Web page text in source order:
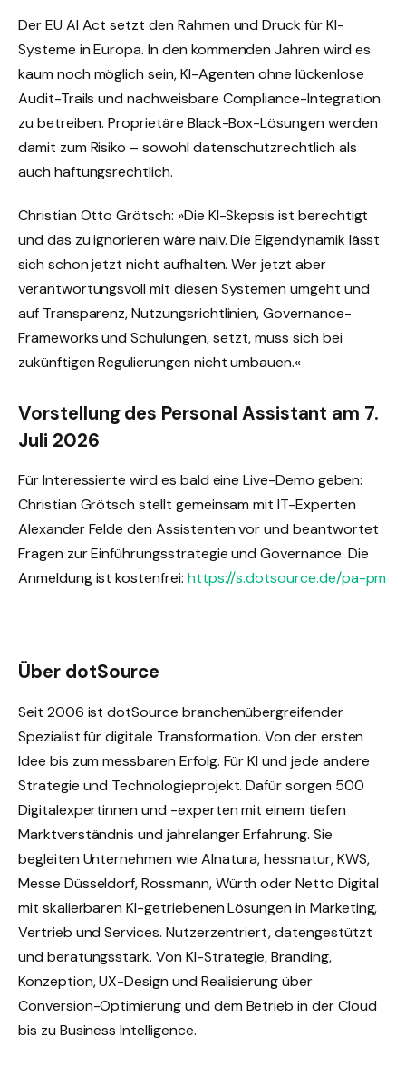
Der EU AI Act setzt den Rahmen und Druck für KI-
Systeme in Europa. In den kommenden Jahren wird es
kaum noch möglich sein, KI-Agenten ohne lückenlose
Audit-Trails und nachweisbare Compliance-Integration
zu betreiben. Proprietäre Black-Box-Lösungen werden
damit zum Risiko – sowohl datenschutzrechtlich als
auch haftungsrechtlich.
Christian Otto Grötsch: »Die KI-Skepsis ist berechtigt
und das zu ignorieren wäre naiv. Die Eigendynamik lässt
sich schon jetzt nicht aufhalten. Wer jetzt aber
verantwortungsvoll mit diesen Systemen umgeht und
auf Transparenz, Nutzungsrichtlinien, Governance-
Frameworks und Schulungen, setzt, muss sich bei
zukünftigen Regulierungen nicht umbauen.«
Vorstellung des Personal Assistant am 7.
Juli 2026
Für Interessierte wird es bald eine Live-Demo geben:
Christian Grötsch stellt gemeinsam mit IT-Experten
Alexander Felde den Assistenten vor und beantwortet
Fragen zur Einführungsstrategie und Governance. Die
Anmeldung ist kostenfrei: https://s.dotsource.de/pa-pm
Über dotSource
Seit 2006 ist dotSource branchenübergreifender
Spezialist für digitale Transformation. Von der ersten
Idee bis zum messbaren Erfolg. Für KI und jede andere
Strategie und Technologieprojekt. Dafür sorgen 500
Digitalexpertinnen und -experten mit einem tiefen
Marktverständnis und jahrelanger Erfahrung. Sie
begleiten Unternehmen wie Alnatura, hessnatur, KWS,
Messe Düsseldorf, Rossmann, Würth oder Netto Digital
mit skalierbaren KI-getriebenen Lösungen in Marketing,
Vertrieb und Services. Nutzerzentriert, datengestützt
und beratungsstark. Von KI-Strategie, Branding,
Konzeption, UX-Design und Realisierung über
Conversion-Optimierung und dem Betrieb in der Cloud
bis zu Business Intelligence.